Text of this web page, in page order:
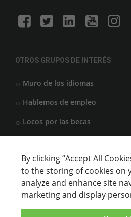
OTROS GRUPOS DE INTERÉS
Muro de los idiomas
Hablemos de empleo
Locos por las becas
CENTROS DE FORMACIÓN
Anunciar cursos
USUARIOS
By clicking “Accept All
to the storing of cookies on
analyze and enhance site
marketing and display